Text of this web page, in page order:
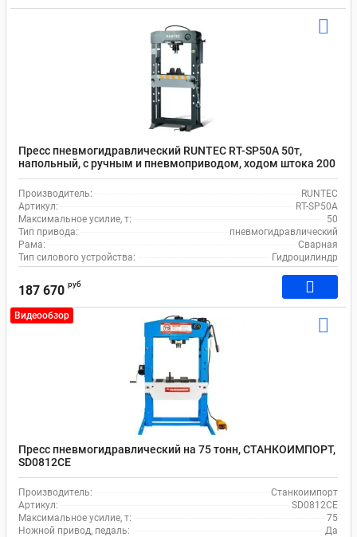
Пресс пневмогидравлический RUNTEC RT-SP50A 50т,
напольный, с ручным и пневмоприводом, ходом штока 200
мм
Производитель:
RUNTEC
Артикул:
RT-SP50A
Максимальное усилие, т:
50
Тип привода:
пневмогидравлический
Рама:
Сварная
Тип силового устройства:
Гидроцилиндр
187 670 руб
Видеообзор
Пресс пневмогидравлический на 75 тонн, СТАНКОИМПОРТ,
SD0812CE
Производитель:
Станкоимпорт
Артикул:
SD0812CE
Максимальное усилие, т:
75
Ножной привод, педаль:
Да